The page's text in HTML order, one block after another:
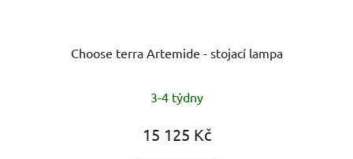
Choose terra Artemide - stojací lampa
hodnocení
produktu
3-4 týdny
15 125 Kč